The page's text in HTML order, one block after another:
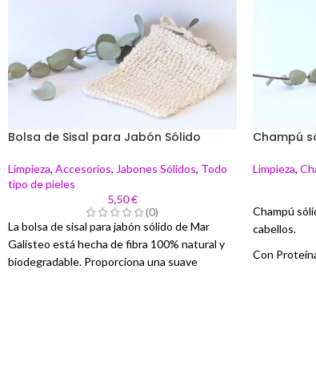
Bolsa de Sisal para Jabón Sólido
Limpieza, Accesorios, Jabones Sólidos, Todo
tipo de pieles
5,50€
(0)
La bolsa de sisal para jabón sólido de Mar
Galisteo está hecha de fibra 100% natural y
biodegradable. Proporciona una suave
Champú
Limpieza,
Champú
cabellos.
Con